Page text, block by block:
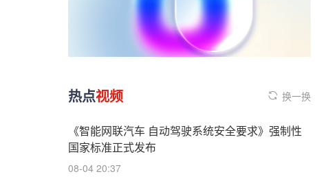
热点视频 换一换
《智能网联汽车 自动驾驶系统安全要求》强制性
国家标准正式发布
08-04 20:37